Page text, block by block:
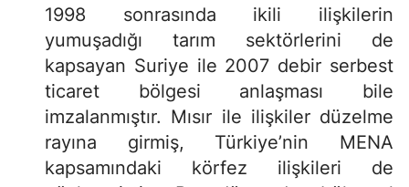
1998 sonrasında ikili ilişkilerin
yumuşadığı tarım sektörlerini de
kapsayan Suriye ile 2007 debir serbest
ticaret bölgesi anlaşması bile
imzalanmıştır. Mısır ile ilişkiler düzelme
rayına girmiş, Türkiye’nin MENA
kapsamındaki körfez ilişkileri de